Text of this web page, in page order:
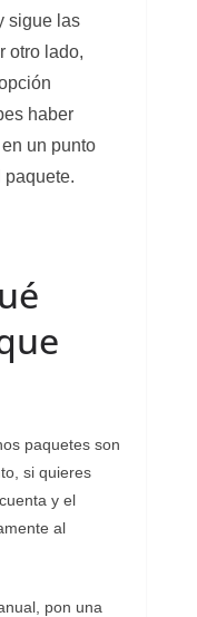
sigue las
otro lado,
haber
un punto
paquete.
paquetes son
si quieres
y el
al
pon una